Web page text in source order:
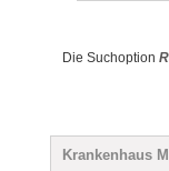
Die Suchoption
Krankenhaus